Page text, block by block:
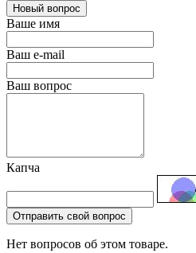
Новый вопрос
Ваше имя
Ваш e-mail
Ваш вопрос
Капча
Отправить свой вопрос
Нет вопросов об этом товаре.